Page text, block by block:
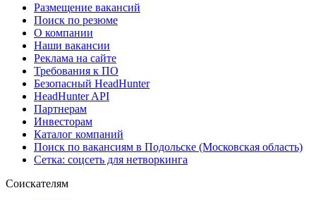
Размещение вакансий
Поиск по резюме
О компании
Наши вакансии
Реклама на сайте
Требования к ПО
Безопасный HeadHunter
HeadHunter API
Партнерам
Инвесторам
Каталог компаний
Поиск по вакансиям в Подольске (Московская область)
Сетка: соцсеть для нетворкинга
Соискателям